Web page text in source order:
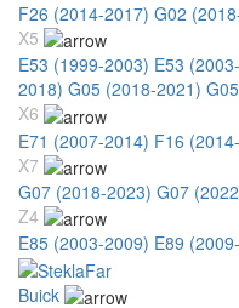
F26 (2014-2017) G02
X5
E53 (1999-2003) E53
2018) G05 (2018-2021)
X6
E71 (2007-2014) F16
X7
G07 (2018-2023) G07
Z4
E85 (2003-2009) E89
Buick